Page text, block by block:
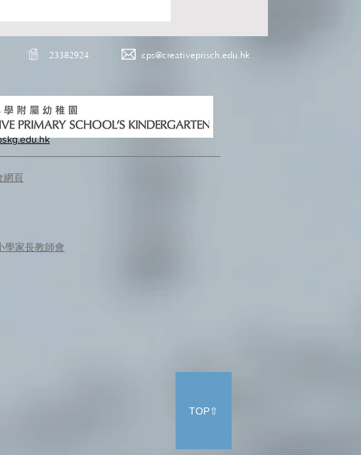
23382924 cps@creativeprisch.edu.hk
網頁
學家長教師會
TOP⇧